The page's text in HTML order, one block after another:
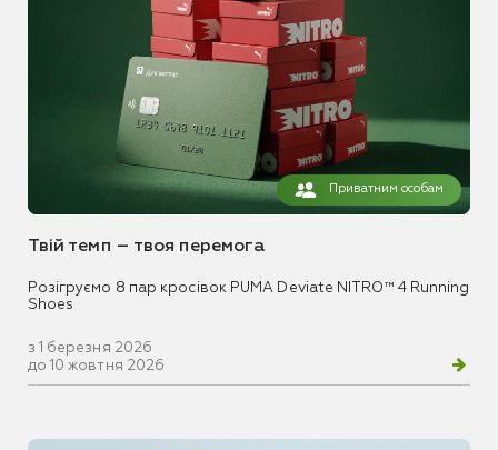
Приватним особам
Твій темп – твоя перемога
Розігруємо 8 пар кросівок PUMA Deviate NITRO™ 4 Running
Shoes
з 1 березня 2026
до 10 жовтня 2026